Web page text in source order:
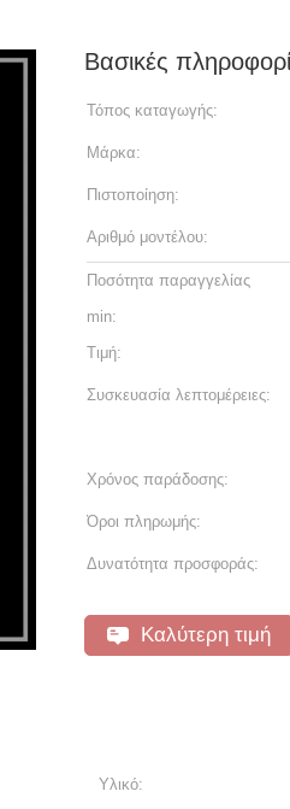
Βασικές
Τόπος καταγωγής:
Μάρκα:
Πιστοποίηση:
Αριθμό μοντέλου:
Ποσότητα παραγγελίας
min:
Τιμή:
Συσκευασία λεπτομέρειες:
Χρόνος παράδοσης:
Όροι πληρωμής:
Δυνατότητα προσφοράς:
Καλύτερη τιμή
Υλικό: